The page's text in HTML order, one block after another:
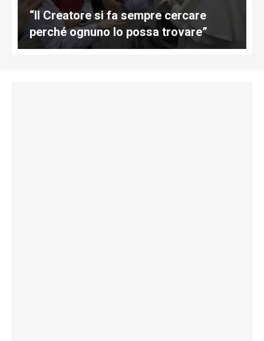
“Il Creatore si fa sempre cercare
perché ognuno lo possa trovare”